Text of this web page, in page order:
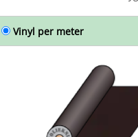
Vinyl per meter